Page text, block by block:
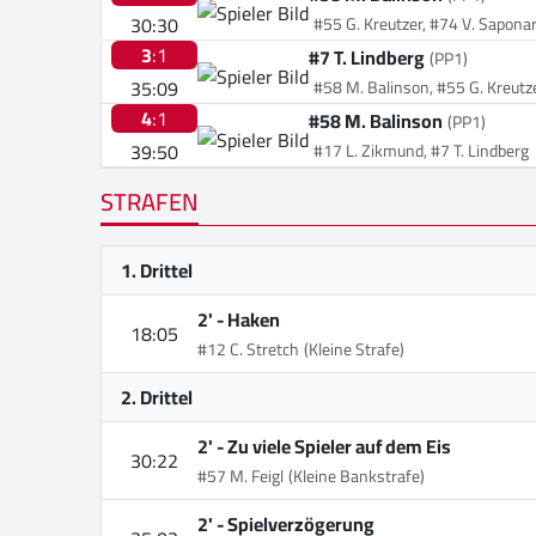
30:30
#55 G. Kreutzer, #74 V.
3:1
35:09
#7 T. Lindberg(PP1)
#58 M. Balinson, #55 G.
4:1
39:50
#58 M. Balinson(PP1)
#17 L. Zikmund, #7 T. Lindberg
STRAFEN
1. Drittel
18:05 2' -Haken
#12 C. Stretch(Kleine Strafe)
2. Drittel
30:22 2' -Zu viele Spieler auf dem Eis
#57 M. Feigl(Kleine Bankstrafe)
2' -Spielverzögerung